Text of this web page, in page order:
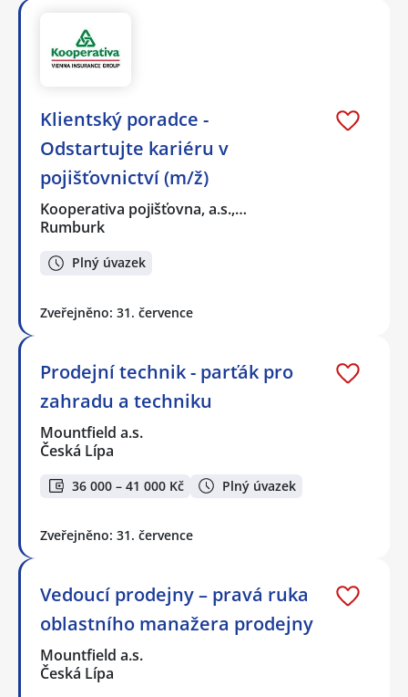
Klientský poradce -
Odstartujte kariéru v
pojišťovnictví (m/ž)
Kooperativa pojišťovna, a.s.,…
Rumburk
Plný úvazek
Zveřejněno: 31. července
Prodejní technik - parťák pro
zahradu a techniku
Mountfield a.s.
Česká Lípa
36 000 – 41 000 Kč Plný úvazek
Zveřejněno: 31. července
Vedoucí prodejny – pravá ruka
oblastního manažera prodejny
Mountfield a.s.
Česká Lípa